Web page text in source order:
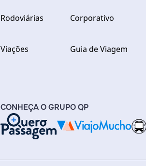
Rodoviárias
Viações
Corporativo
Guia de Viagem
CONHEÇA O GRUPO QP